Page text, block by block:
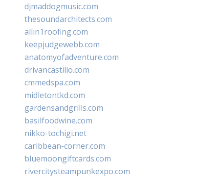
djmaddogmusic.com
thesoundarchitects.com
allin1roofing.com
keepjudgewebb.com
anatomyofadventure.com
drivancastillo.com
cmmedspa.com
midletontkd.com
gardensandgrills.com
basilfoodwine.com
nikko-tochigi.net
caribbean-corner.com
bluemoongiftcards.com
rivercitysteampunkexpo.com